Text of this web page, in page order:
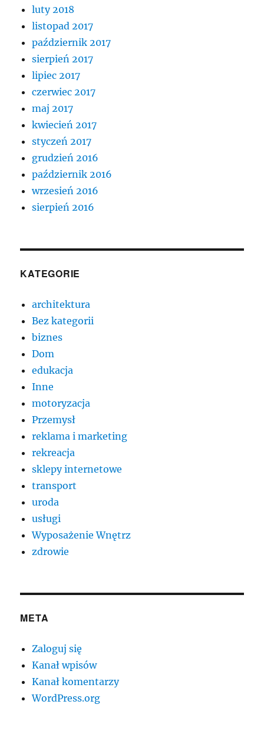
luty 2018
listopad 2017
październik 2017
sierpień 2017
lipiec 2017
czerwiec 2017
maj 2017
kwiecień 2017
styczeń 2017
grudzień 2016
październik 2016
wrzesień 2016
sierpień 2016
KATEGORIE
architektura
Bez kategorii
biznes
Dom
edukacja
Inne
motoryzacja
Przemysł
reklama i marketing
rekreacja
sklepy internetowe
transport
uroda
usługi
Wyposażenie Wnętrz
zdrowie
META
Zaloguj się
Kanał wpisów
Kanał komentarzy
WordPress.org